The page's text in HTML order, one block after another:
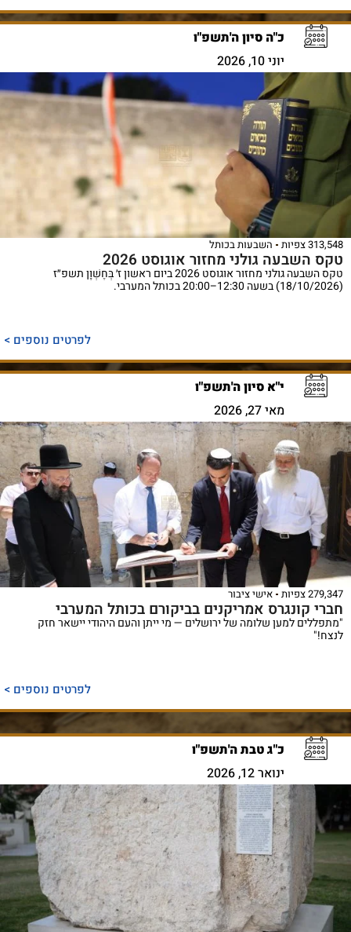
כ"ה סיון ה'תשפ"ו
יוני 10, 2026
313,548 צפיות השבעות בכותל
טקס השבעה גולני מחזור אוגוסט 2026
טקס השבעה גולני מחזור אוגוסט 2026 ביום ראשון ז׳ בְּחֶשְׁוָן תשפ״ז
(18/10/2026) בשעה 12:30–20:00 בכותל המערבי.
לפרטים נוספים >
י"א סיון ה'תשפ"ו
מאי 27, 2026
279,347 צפיות אישי ציבור
חברי קונגרס אמריקנים בביקורם בכותל המערבי
"מתפללים למען שלומה של ירושלים — מי ייתן והעם היהודי יישאר חזק
לנצח!"
לפרטים נוספים >
כ"ג טבת ה'תשפ"ו
ינואר 12, 2026